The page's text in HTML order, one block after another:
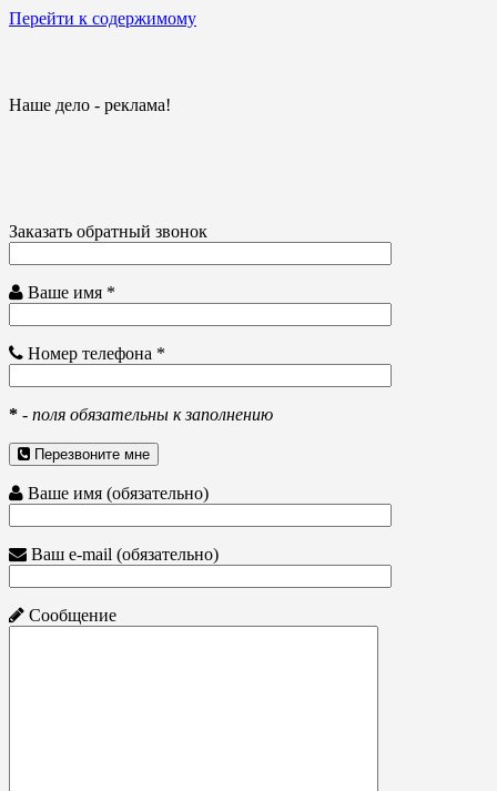
Перейти к содержимому
Наше дело - реклама!
Заказать обратный звонок
Ваше имя *
Номер телефона *
* - поля обязательны к заполнению
Перезвоните мне
Ваше имя (обязательно)
Ваш e-mail (обязательно)
Сообщение